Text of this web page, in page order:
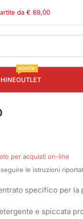
da € 69,00
OUTLET
NOVITA'
per acquisti on-line
le istruzioni
specifico per la
e spiccata